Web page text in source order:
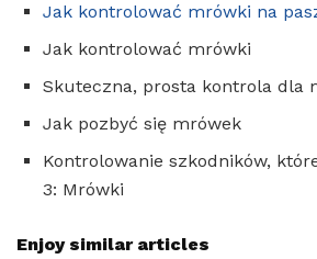
Jak kontrolować mrówki na
Jak kontrolować mrówki
Skuteczna, prosta kontrola dla
Jak pozbyć się mrówek
Kontrolowanie szkodników,
3: Mrówki
Enjoy similar articles